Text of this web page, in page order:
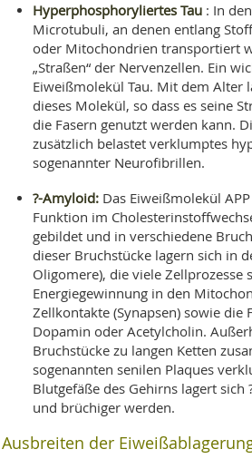
Hyperphosphoryliertes Tau: In den
Microtubuli, an denen entlang
oder Mitochondrien transportiert
„Straßen“ der Nervenzellen. Ein
Eiweißmolekül Tau. Mit dem Alter
dieses Molekül, so dass es seine
die Fasern genutzt werden kann.
zusätzlich belastet verklumptes
sogenannter Neurofibrillen.
?-Amyloid:Das Eiweißmolekül
Funktion im
gebildet und in verschiedene
dieser Bruchstücke lagern sich in
Oligomere), die viele Zellprozesse
Energiegewinnung in den
Zellkontakte (Synapsen) sowie
Dopamin oder Acetylcholin.
Bruchstücke zu langen Ketten
sogenannten senilen Plaques
Blutgefäße des Gehirns lagert sich
und brüchiger werden.
Ausbreiten der